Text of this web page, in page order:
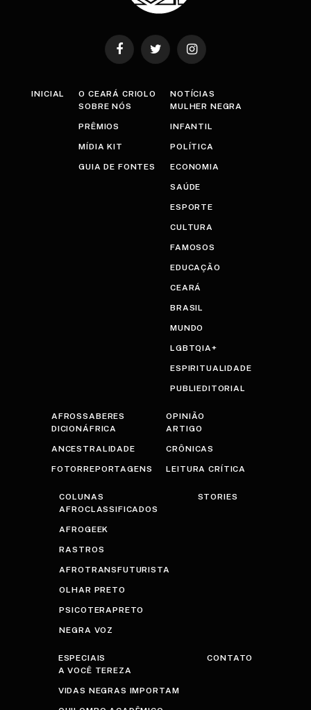
FacebookTwitter Instagram
INICIAL
O CEARÁ CRIOLO
SOBRE NÓS
PRÊMIOS
MÍDIA KIT
GUIA DE FONTES
NOTÍCIAS
MULHER NEGRA
INFANTIL
POLÍTICA
ECONOMIA
SAÚDE
ESPORTE
CULTURA
FAMOSOS
EDUCAÇÃO
CEARÁ
BRASIL
MUNDO
LGBTQIA+
ESPIRITUALIDADE
PUBLIEDITORIAL
AFROSSABERES
DICIONÁFRICA
ANCESTRALIDADE
FOTORREPORTAGENS
OPINIÃO
ARTIGO
CRÔNICAS
LEITURA CRÍTICA
COLUNAS
AFROCLASSIFICADOS
AFROGEEK
RASTROS
AFROTRANSFUTURISTA
OLHAR PRETO
PSICOTERAPRETO
NEGRA VOZ
STORIES
ESPECIAIS
A VOCÊ TEREZA
VIDAS NEGRAS IMPORTAM
CONTATO